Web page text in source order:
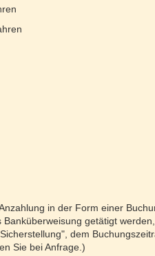
in der Form einer
getätigt
dem
Sie bei Anfrage.)